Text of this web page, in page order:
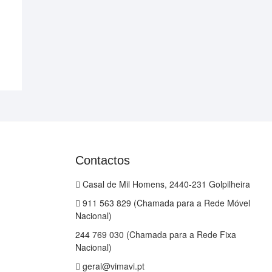
Contactos
Casal de Mil Homens, 2440-231 Golpilheira
911 563 829 (Chamada para a Rede Móvel
Nacional)
244 769 030 (Chamada para a Rede Fixa
Nacional)
geral@vimavi.pt